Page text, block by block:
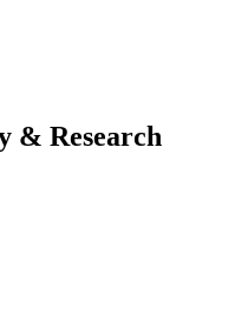
& Research